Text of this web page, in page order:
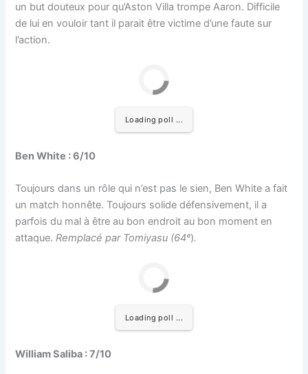
un but douteux pour qu’Aston Villa trompe Aaron. Difficile
de lui en vouloir tant il parait être victime d’une faute sur
l’action.
Loading poll ...
Ben White : 6/10
Toujours dans un rôle qui n’est pas le sien, Ben White a fait
un match honnête. Toujours solide défensivement, il a
parfois du mal à être au bon endroit au bon moment en
attaque.Remplacé par Tomiyasu (64ᵉ).
Loading poll ...
William Saliba : 7/10